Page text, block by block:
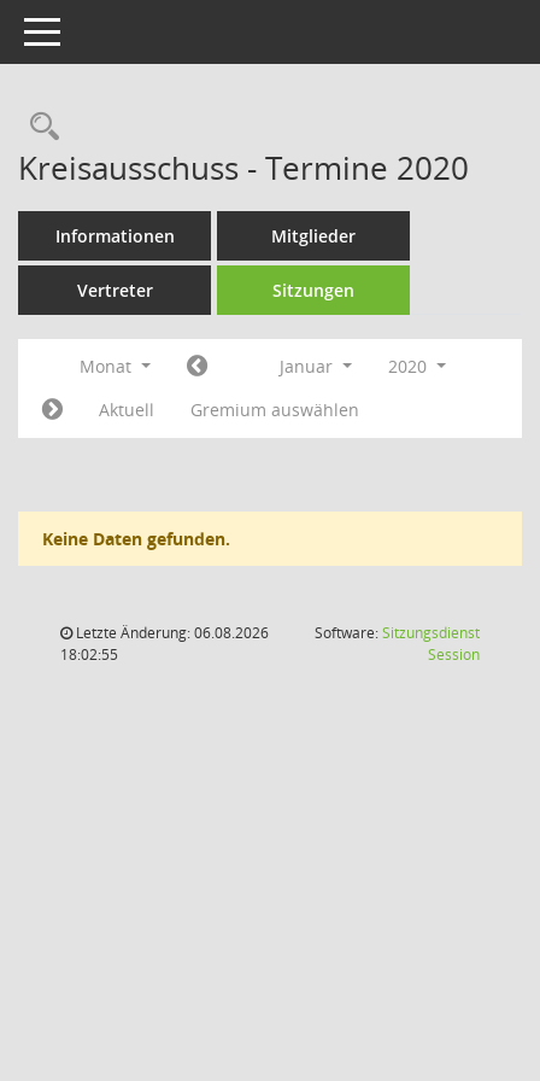
Toggle navigation
Rechercheauswahl
Kreisausschuss - Termine 2020
Informationen Mitglieder
Vertreter Sitzungen
Monat Januar
2020
Aktuell
Gremium auswählen
Keine Daten gefunden.
Letzte Änderung: 06.08.2026
18:02:55
Software:Sitzungsdienst
Session(Wird in